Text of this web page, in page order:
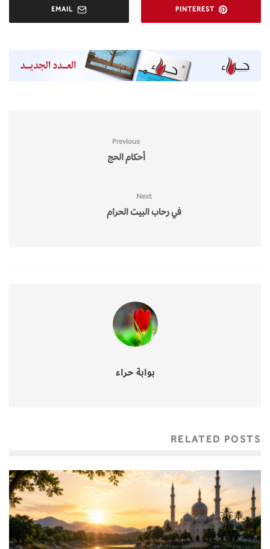
PINTEREST
EMAIL
Previous
أحكام الحج
Next
في رحاب البيت الحرام
بوابة حراء
RELATED POSTS